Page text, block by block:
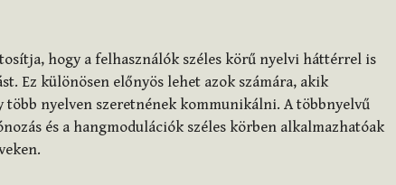
hogy a felhasználók széles körű nyelvi háttérrel is
Ez különösen előnyös lehet azok számára, akik
nyelven szeretnének kommunikálni. A többnyelvű
és a hangmodulációk széles körben alkalmazhatóak